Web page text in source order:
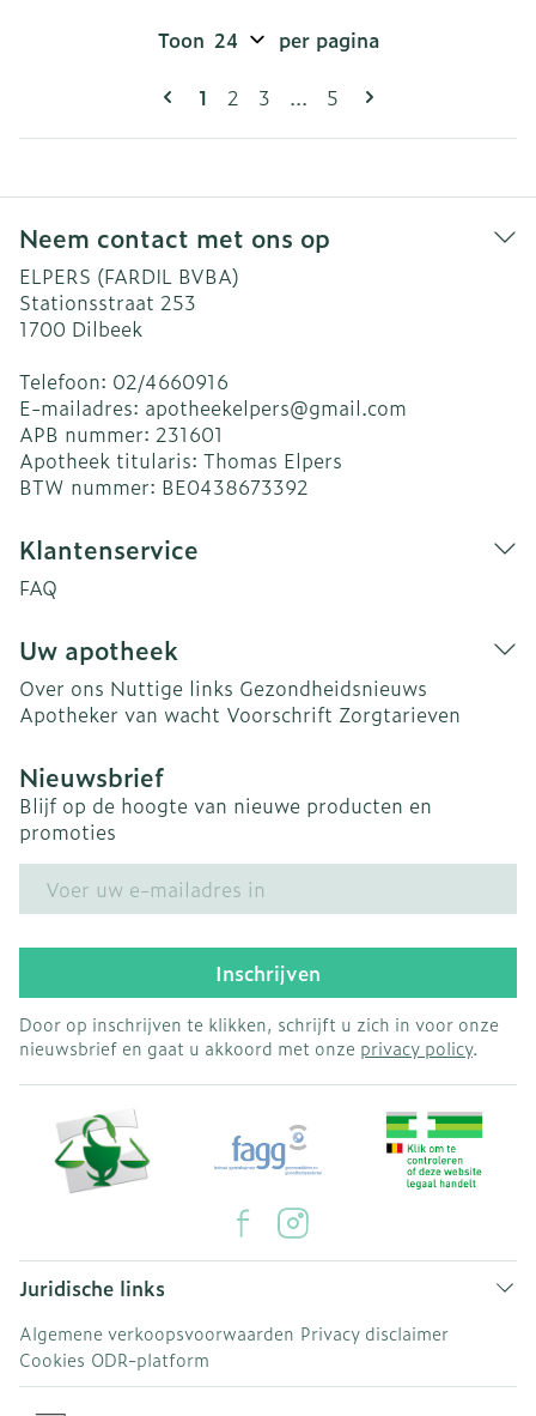
Pagina's
U lees momenteel pagina
1 Pagina
2 Pagina
3 ... Pagina
5
Toon per pagina
Neem contact met ons op
ELPERS (FARDIL BVBA)
Stationsstraat 253
1700 Dilbeek
Telefoon: 02/4660916
E-mailadres: apotheekelpers@gmail.com
APB nummer: 231601
Apotheek titularis: Thomas Elpers
BTW nummer: BE0438673392
Klantenservice
FAQ
Uw apotheek
Over ons Nuttige links Gezondheidsnieuws
Apotheker van wacht Voorschrift Zorgtarieven
Nieuwsbrief
Blijf op de hoogte van nieuwe producten en
promoties
Inschrijven
Door op inschrijven te klikken, schrijft u zich in voor onze
nieuwsbrief en gaat u akkoord met onze privacy policy.
Juridische links
Algemene verkoopsvoorwaarden Privacy disclaimer
Cookies ODR-platform